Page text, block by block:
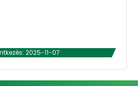
2025-11-07